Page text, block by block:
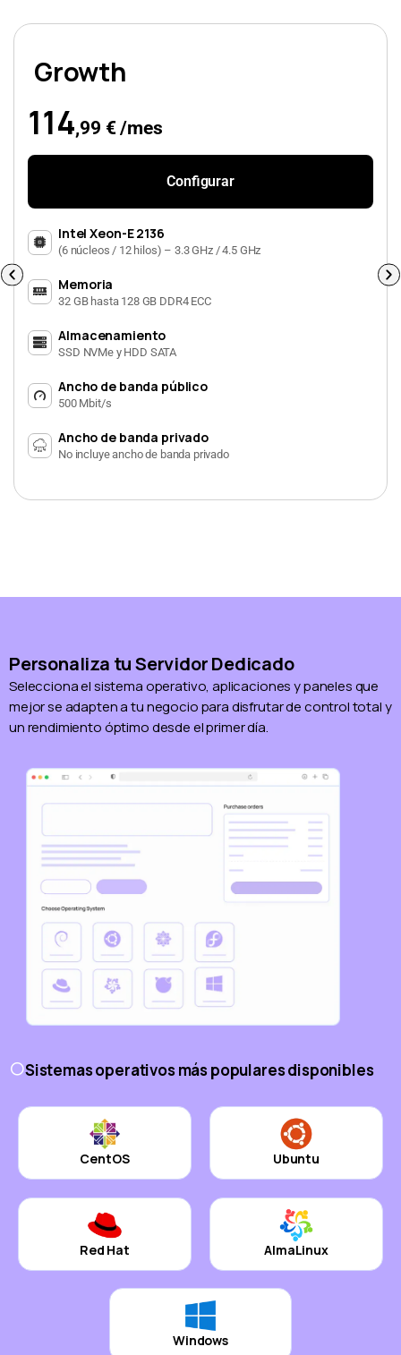
Growth
114,99 € /mes
Configurar
Intel Xeon-E 2136
(6 núcleos / 12 hilos) – 3.3 GHz / 4.5 GHz
Memoria
32 GB hasta 128 GB DDR4 ECC
Almacenamiento
SSD NVMe y HDD SATA
Ancho de banda público
500 Mbit/s
Ancho de banda privado
No incluye ancho de banda privado
Personaliza tu Servidor Dedicado
Selecciona el sistema operativo, aplicaciones y paneles que
mejor se adapten a tu negocio para disfrutar de control total y
un rendimiento óptimo desde el primer día.
Sistemas operativos más populares disponibles
CentOS Ubuntu
Red Hat AlmaLinux
Windows